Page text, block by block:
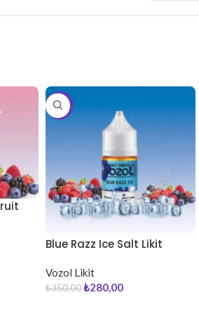
-20%
Blue Razz Ice Salt Likit
Vozol Likit
₺350,00₺280,00